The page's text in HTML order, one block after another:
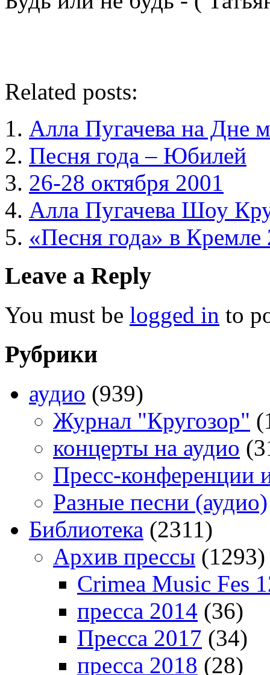
Related posts:
Алла Пугачева на Дне
Песня года – Юбилей
26-28 октября 2001
Алла Пугачева Шоу
«Песня года» в Кремле
Leave a Reply
You must be logged in to
Рубрики
аудио (939)
Журнал "Кругозор"
концерты на аудио
Пресс-конференции
Разные песни (аудио)
Библиотека (2311)
Архив прессы (1293)
Crimea Music Fes
пресса 2014 (36)
Пресса 2017 (34)
пресса 2018 (28)